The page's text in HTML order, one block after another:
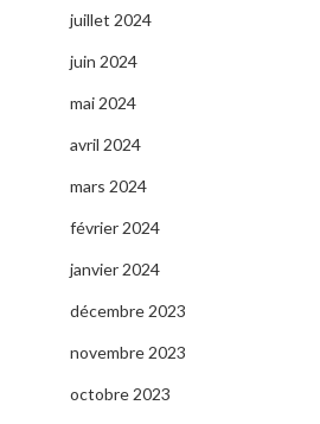
juillet 2024
juin 2024
mai 2024
avril 2024
mars 2024
février 2024
janvier 2024
décembre 2023
novembre 2023
octobre 2023